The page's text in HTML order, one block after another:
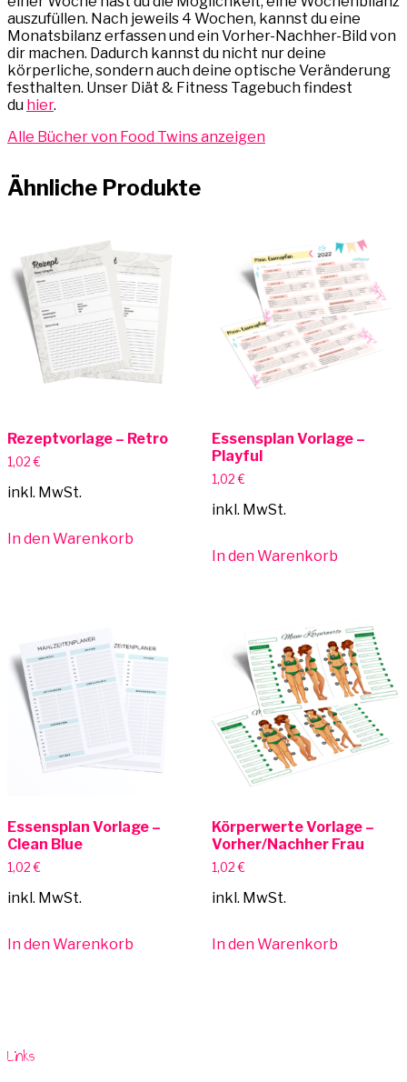
auszufüllen. Nach jeweils 4 Wochen, kannst du eine
Monatsbilanz erfassen und ein Vorher-Nachher-Bild von
dir machen. Dadurch kannst du nicht nur deine
körperliche, sondern auch deine optische Veränderung
festhalten. Unser Diät & Fitness Tagebuch findest
du hier.
Alle Bücher von Food Twins anzeigen
Ähnliche Produkte
Rezeptvorlage – Retro
1,02€
inkl. MwSt.
In den Warenkorb
Essensplan Vorlage –
Playful
1,02€
inkl. MwSt.
In den Warenkorb
Essensplan Vorlage –
Clean Blue
1,02€
inkl. MwSt.
In den Warenkorb
Körperwerte Vorlage –
Vorher/Nachher Frau
1,02€
inkl. MwSt.
In den Warenkorb
Links